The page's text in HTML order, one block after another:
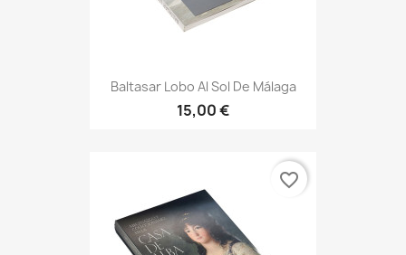
Baltasar Lobo Al Sol De Málaga
15,00 €
favorite_border